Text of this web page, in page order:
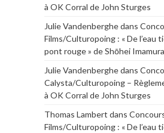
à OK Corral de John Sturges
Julie Vandenberghedans
Films/Culturopoing : « De l’eau
pont rouge » de Shōhei Imamura
Julie Vandenberghedans
Calysta/Culturopoing –
à OK Corral de John Sturges
Thomas Lambert dans
Films/Culturopoing : « De l’eau